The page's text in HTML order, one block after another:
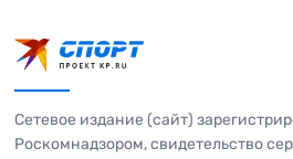
Сетевое издание (сайт)
Роскомнадзором, свидетельство